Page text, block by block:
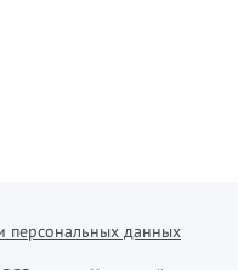
персональных данных